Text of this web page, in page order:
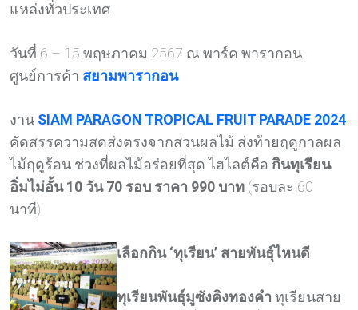
แหล่งทั่วประเทศ
วันที่ 6 – 15 พฤษภาคม 2567 ณ พาร์ค พารากอน
ศูนย์การค้า สยามพารากอน
งาน SIAM PARAGON TROPICAL FRUIT PARADE 2024
คัดสรรความสดส่งตรงจากสวนผลไม้ ส่งท้ายฤดูกาลผล
ไม้ฤดูร้อน ช่วงที่ผลไม้อร่อยที่สุด ไฮไลต์คือ กินทุเรียน
อิ่มไม่อั้น 10 วัน 70 รอบ ราคา 990 บาท (รอบละ 60
นาที)
เลือกกิน ‘ทุเรียน’ สายพันธุ์ไหนดี
ทุเรียนพันธุ์มูซังคิงทองคำ ทุเรียนสาย